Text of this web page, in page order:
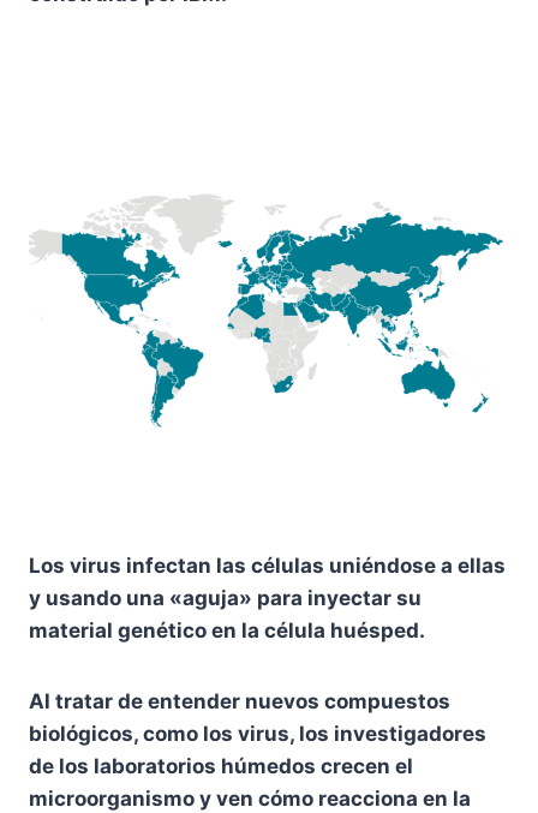
Los virus infectan las células uniéndose a ellas
y usando una «aguja» para inyectar su
material genético en la célula huésped.
Al tratar de entender nuevos compuestos
biológicos, como los virus, los investigadores
de los laboratorios húmedos crecen el
microorganismo y ven cómo reacciona en la